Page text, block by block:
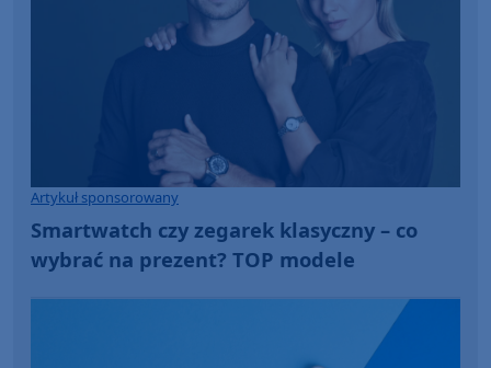
Artykuł sponsorowany
Smartwatch czy zegarek klasyczny – co
wybrać na prezent? TOP modele